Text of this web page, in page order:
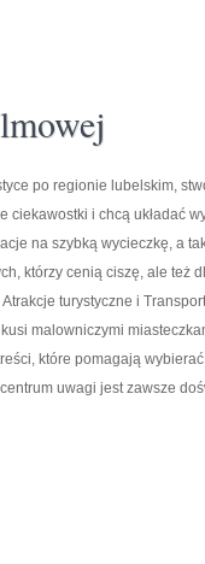
po regionie lubelskim,
ciekawostki i chcą układać
na szybką wycieczkę, a
którzy cenią ciszę, ale też
Atrakcje turystyczne i
malowniczymi
które pomagają
uwagi jest zawsze